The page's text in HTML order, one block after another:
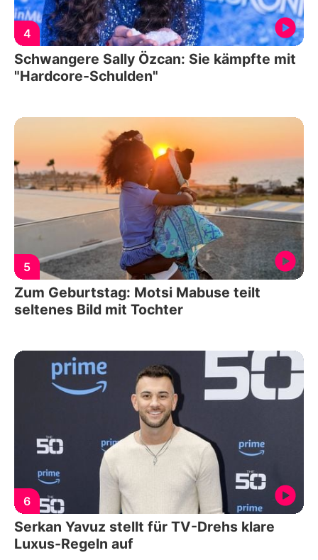
4
Schwangere Sally Özcan: Sie kämpfte mit
"Hardcore-Schulden"
5
Zum Geburtstag: Motsi Mabuse teilt
seltenes Bild mit Tochter
6
Serkan Yavuz stellt für TV-Drehs klare
Luxus-Regeln auf